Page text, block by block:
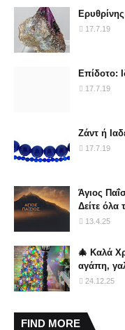
17.7.19
Επίδοτο:
17.7.19
Ζάντ ή
17.7.19
Άγιος
Δείτε όλα
13.4.25
🎄 Καλά
αγάπη,
24.12.25
FIND MORE